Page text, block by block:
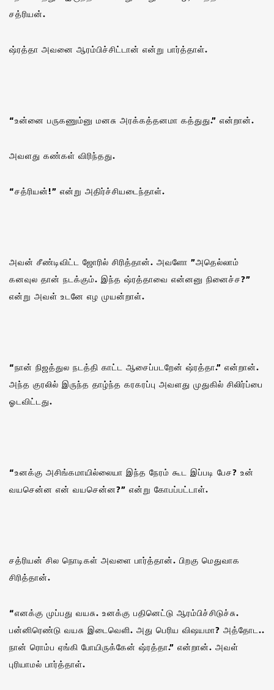
சத்ரியன்.
ஷ்ரத்தா அவனை ஆரம்பிச்சிட்டான் என்று பார்த்தாள்.
“உன்னை பருகணும்னு மனசு அரக்கத்தனமா கத்துது.” என்றான்.
அவளது கண்கள் விரிந்தது.
“சத்ரியன்!” என்று அதிர்ச்சியடைந்தாள்.
அவன் சீண்டிவிட்ட ஜோரில் சிரித்தான். அவளோ ”அதெல்லாம்
கனவுல தான் நடக்கும். இந்த ஷ்ரத்தாவை என்னனு நினைச்ச?”
என்று அவள் உடனே எழ முயன்றாள்.
“நான் நிஜத்துல நடத்தி காட்ட ஆசைப்படறேன் ஷ்ரத்தா.” என்றான்.
அந்த குரலில் இருந்த தாழ்ந்த கரகரப்பு அவளது முதுகில் சிலிர்ப்பை
ஓடவிட்டது.
“உனக்கு அசிங்கமாயில்லையா இந்த நேரம் கூட இப்படி பேச? உன்
வயசென்ன என் வயசென்ன?” என்று கோபப்பட்டாள்.
சத்ரியன் சில நொடிகள் அவளை பார்த்தான். பிறகு மெதுவாக
சிரித்தான்.
“எனக்கு முப்பது வயசு. உனக்கு பதினெட்டு ஆரம்பிச்சிடுச்சு.
பன்னிரெண்டு வயசு இடைவெளி. அது பெரிய விஷயமா? அத்தோட..
நான் ரொம்ப ஏங்கி போயிருக்கேன் ஷ்ரத்தா.” என்றான். அவள்
புரியாமல் பார்த்தாள்.